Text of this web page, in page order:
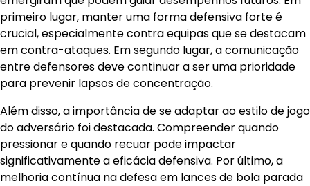
primeiro lugar, manter uma forma defensiva forte é
crucial, especialmente contra equipas que se destacam
em contra-ataques. Em segundo lugar, a comunicação
entre defensores deve continuar a ser uma prioridade
para prevenir lapsos de concentração.
Além disso, a importância de se adaptar ao estilo de jogo
do adversário foi destacada. Compreender quando
pressionar e quando recuar pode impactar
significativamente a eficácia defensiva. Por último, a
melhoria contínua na defesa em lances de bola parada